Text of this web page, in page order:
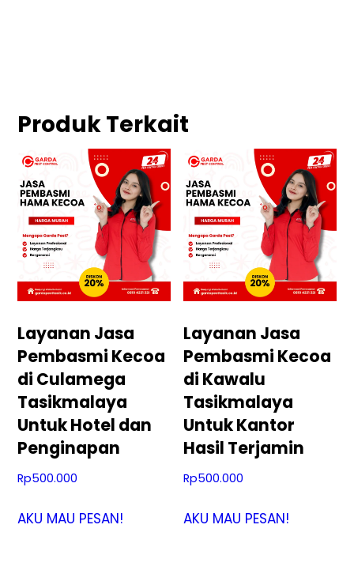
Produk Terkait
Layanan Jasa
Pembasmi Kecoa
di Culamega
Tasikmalaya
Untuk Hotel dan
Penginapan
Rp500.000
AKU MAU PESAN!
Layanan Jasa
Pembasmi Kecoa
di Kawalu
Tasikmalaya
Untuk Kantor
Hasil Terjamin
Rp500.000
AKU MAU PESAN!